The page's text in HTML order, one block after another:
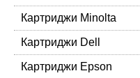
Картриджи Minolta
Картриджи Dell
Картриджи Epson